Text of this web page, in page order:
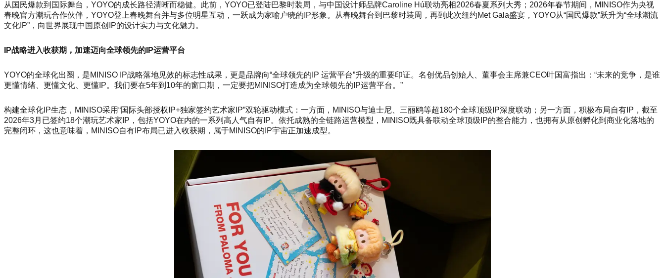
从国民爆款到国际舞台，YOYO的成长路径清晰而稳健。此前，YOYO已登陆巴黎时装周，与中国设计师品牌Caroline Hú联动亮相2026春夏系列大秀；2026年春节期间，MINISO作为央视
春晚官方潮玩合作伙伴，YOYO登上春晚舞台并与多位明星互动，一跃成为家喻户晓的IP形象。从春晚舞台到巴黎时装周，再到此次纽约Met Gala盛宴，YOYO从“国民爆款”跃升为“全球潮流
文化IP”，向世界展现中国原创IP的设计实力与文化魅力。
IP战略进入收获期，加速迈向全球领先的IP运营平台
YOYO的全球化出圈，是MINISO IP战略落地见效的标志性成果，更是品牌向“全球领先的IP 运营平台”升级的重要印证。名创优品创始人、董事会主席兼CEO叶国富指出：“未来的竞争，是谁
更懂情绪、更懂文化、更懂IP。我们要在5年到10年的窗口期，一定要把MINISO打造成为全球领先的IP运营平台。”
构建全球化IP生态，MINISO采用“国际头部授权IP+独家签约艺术家IP”双轮驱动模式：一方面，MINISO与迪士尼、三丽鸥等超180个全球顶级IP深度联动；另一方面，积极布局自有IP，截至
2026年3月已签约18个潮玩艺术家IP，包括YOYO在内的一系列高人气自有IP。依托成熟的全链路运营模型，MINISO既具备联动全球顶级IP的整合能力，也拥有从原创孵化到商业化落地的
完整闭环，这也意味着，MINISO自有IP布局已进入收获期，属于MINISO的IP宇宙正加速成型。